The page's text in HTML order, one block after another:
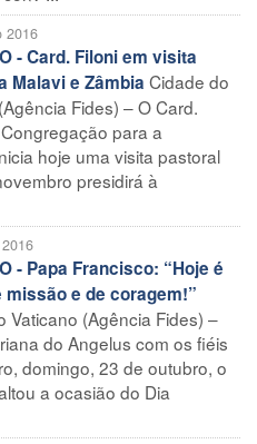
2016
- Card. Filoni em visita
Malavi e Zâmbia Cidade do
Fides) – O Card.
para a
hoje uma visita pastoral
presidirá à
- Papa Francisco: “Hoje é
missão e de coragem!”
Vaticano (Agência Fides) –
do Angelus com os fiéis
domingo, 23 de outubro, o
a ocasião do Dia